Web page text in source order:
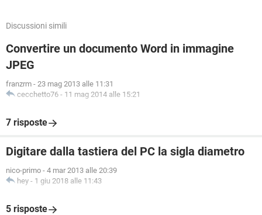
Discussioni simili
Convertire un documento Word in immagine
JPEG
franzrm - 23 mag 2013 alle 11:31
cecchetto76 - 11 mag 2014 alle 15:21
7 risposte
Digitare dalla tastiera del PC la sigla diametro
nico-primo - 4 mar 2013 alle 20:39
hey - 1 giu 2018 alle 11:43
5 risposte